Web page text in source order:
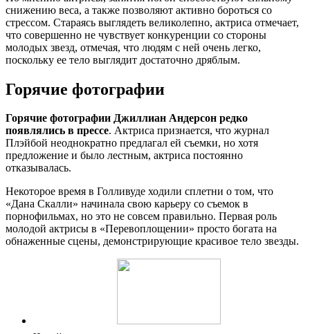
снижению веса, а также позволяют активно бороться со
стрессом. Стараясь выглядеть великолепно, актриса отмечает,
что совершенно не чувствует конкуренции со стороны
молодых звезд, отмечая, что людям с ней очень легко,
поскольку ее тело выглядит достаточно дряблым.
Горячие фотографии
Горячие фотографии Джиллиан Андерсон редко
появлялись в прессе. Актриса признается, что журнал
Плэйбой неоднократно предлагал ей съемки, но хотя
предложение и было лестным, актриса постоянно
отказывалась.
Некоторое время в Голливуде ходили сплетни о том, что
«Дана Скалли» начинала свою карьеру со съемок в
порнофильмах, но это не совсем правильно. Первая роль
молодой актрисы в «Перевоплощении» просто богата на
обнаженные сцены, демонстрирующие красивое тело звезды.